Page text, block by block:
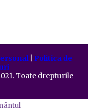
| Politica de
Toate drepturile